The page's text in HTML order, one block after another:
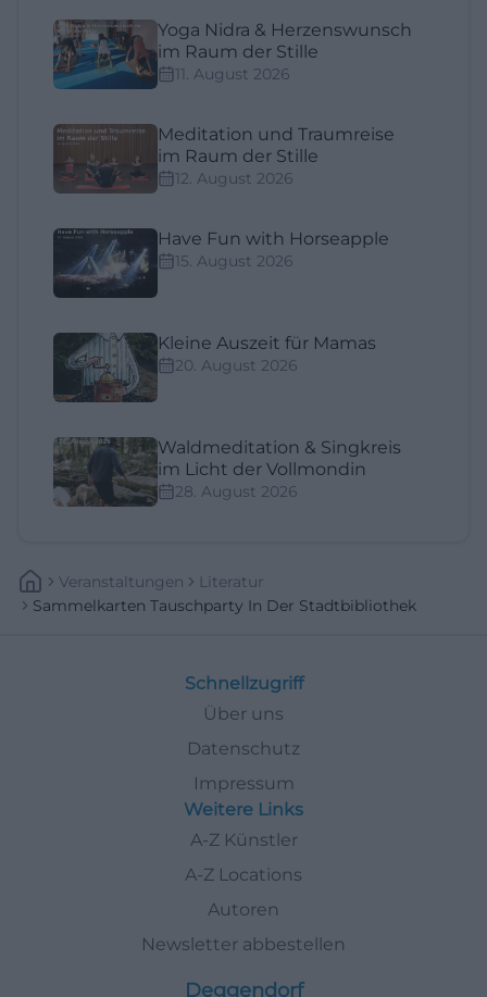
Yoga Nidra & Herzenswunsch
im Raum der Stille
11. August 2026
Meditation und Traumreise
im Raum der Stille
12. August 2026
Have Fun with Horseapple
15. August 2026
Kleine Auszeit für Mamas
20. August 2026
Waldmeditation & Singkreis
im Licht der Vollmondin
28. August 2026
Veranstaltungen
Literatur
Sammelkarten Tauschparty In Der Stadtbibliothek
Schnellzugriff
Über uns
Datenschutz
Impressum
Weitere Links
A-Z Künstler
A-Z Locations
Autoren
Newsletter abbestellen
Deggendorf